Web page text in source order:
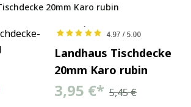
20mm Karo rubin
Landhaus Tischdecke
20mm Karo rubin
3,95 €* 5,45 €